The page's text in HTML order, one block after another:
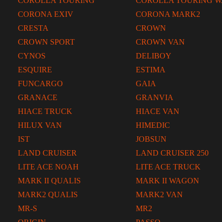
CORONA EXIV
CORONA MARK2
CRESTA
CROWN
CROWN SPORT
CROWN VAN
CYNOS
DELIBOY
ESQUIRE
ESTIMA
FUNCARGO
GAIA
GRANACE
GRANVIA
HIACE TRUCK
HIACE VAN
HILUX VAN
HIMEDIC
IST
JOBSUN
LAND CRUISER
LAND CRUISER 250
LITE ACE NOAH
LITE ACE TRUCK
MARK II QUALIS
MARK II WAGON
MARK2 QUALIS
MARK2 VAN
MR-S
MR2